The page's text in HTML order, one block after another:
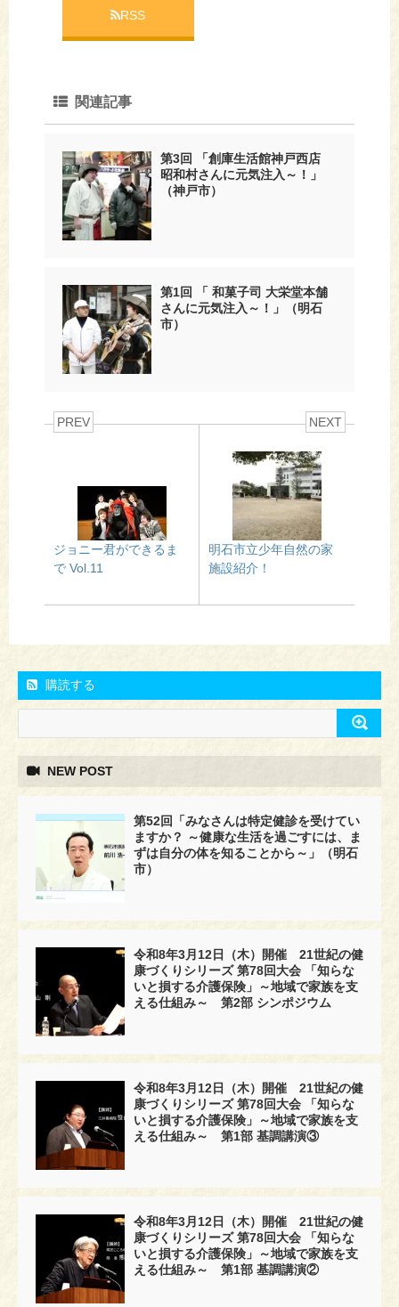
RSS
関連記事
第3回 「創庫生活館神戸西店
昭和村さんに元気注入～！」
（神戸市）
第1回 「 和菓子司 大栄堂本舗
さんに元気注入～！」（明石
市）
PREV
ジョニー君ができるま
で Vol.11
NEXT
明石市立少年自然の家
施設紹介！
購読する
NEW POST
第52回「みなさんは特定健診を受けてい
ますか？ ～健康な生活を過ごすには、ま
ずは自分の体を知ることから～」（明石
市）
令和8年3月12日（木）開催 21世紀の健
康づくりシリーズ 第78回大会 「知らな
いと損する介護保険」～地域で家族を支
える仕組み～ 第2部 シンポジウム
令和8年3月12日（木）開催 21世紀の健
康づくりシリーズ 第78回大会 「知らな
いと損する介護保険」～地域で家族を支
える仕組み～ 第1部 基調講演③
令和8年3月12日（木）開催 21世紀の健
康づくりシリーズ 第78回大会 「知らな
いと損する介護保険」～地域で家族を支
える仕組み～ 第1部 基調講演②